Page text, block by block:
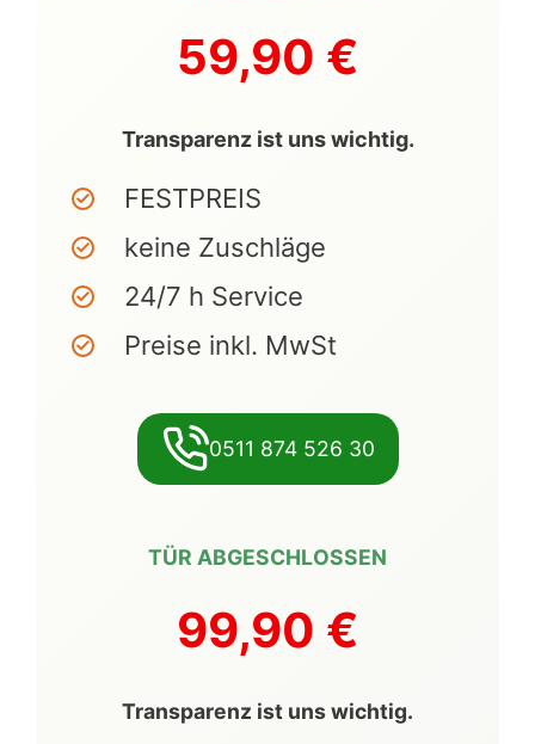
59,90 €
Transparenz ist uns wichtig.
FESTPREIS
keine Zuschläge
24/7 h Service
Preise inkl. MwSt
0511 874 526 30
TÜR ABGESCHLOSSEN
99,90 €
Transparenz ist uns wichtig.